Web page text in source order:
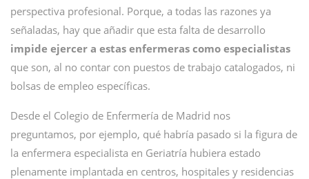
perspectiva profesional. Porque, a todas las razones ya
señaladas, hay que añadir que esta falta de desarrollo
impide ejercer a estas enfermeras como especialistas
que son, al no contar con puestos de trabajo catalogados, ni
bolsas de empleo específicas.
Desde el Colegio de Enfermería de Madrid nos
preguntamos, por ejemplo, qué habría pasado si la figura de
la enfermera especialista en Geriatría hubiera estado
plenamente implantada en centros, hospitales y residencias